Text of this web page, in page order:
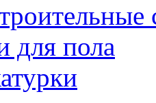
для пола